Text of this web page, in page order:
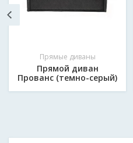
Прямые диваны
Прямой диван
Прованс (темно-серый)